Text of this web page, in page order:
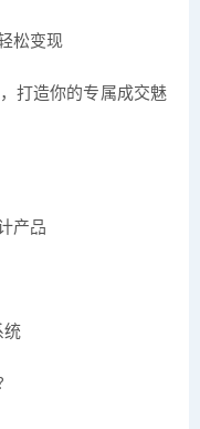
松变现
打造你的专属成交魅
产品
统